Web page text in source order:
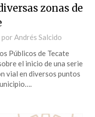
zonas de
por Andrés Salcido
Públicos de Tecate
el inicio de una serie
vial en diversos puntos